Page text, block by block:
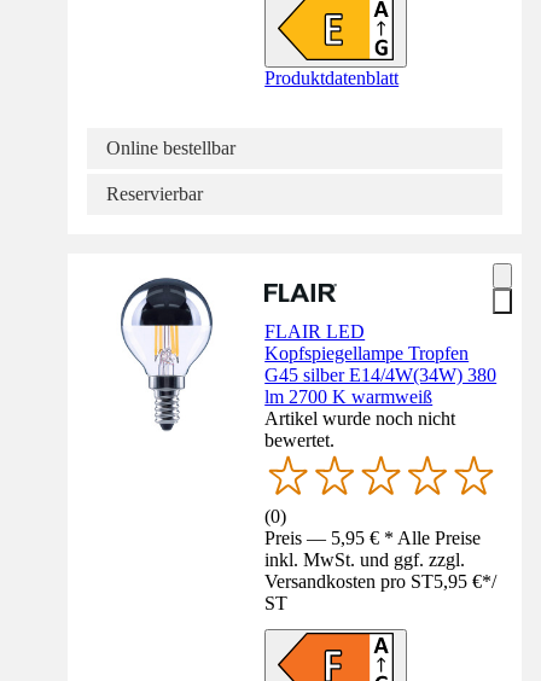
Produktdatenblatt
Online bestellbar
Reservierbar
FLAIR LED
Kopfspiegellampe Tropfen
G45 silber E14/4W(34W) 380
lm 2700 K warmweiß
Artikel wurde noch nicht
bewertet.
(0)
Preis — 5,95 € * Alle Preise
inkl. MwSt. und ggf. zzgl.
Versandkosten pro ST5,95 €*/
ST